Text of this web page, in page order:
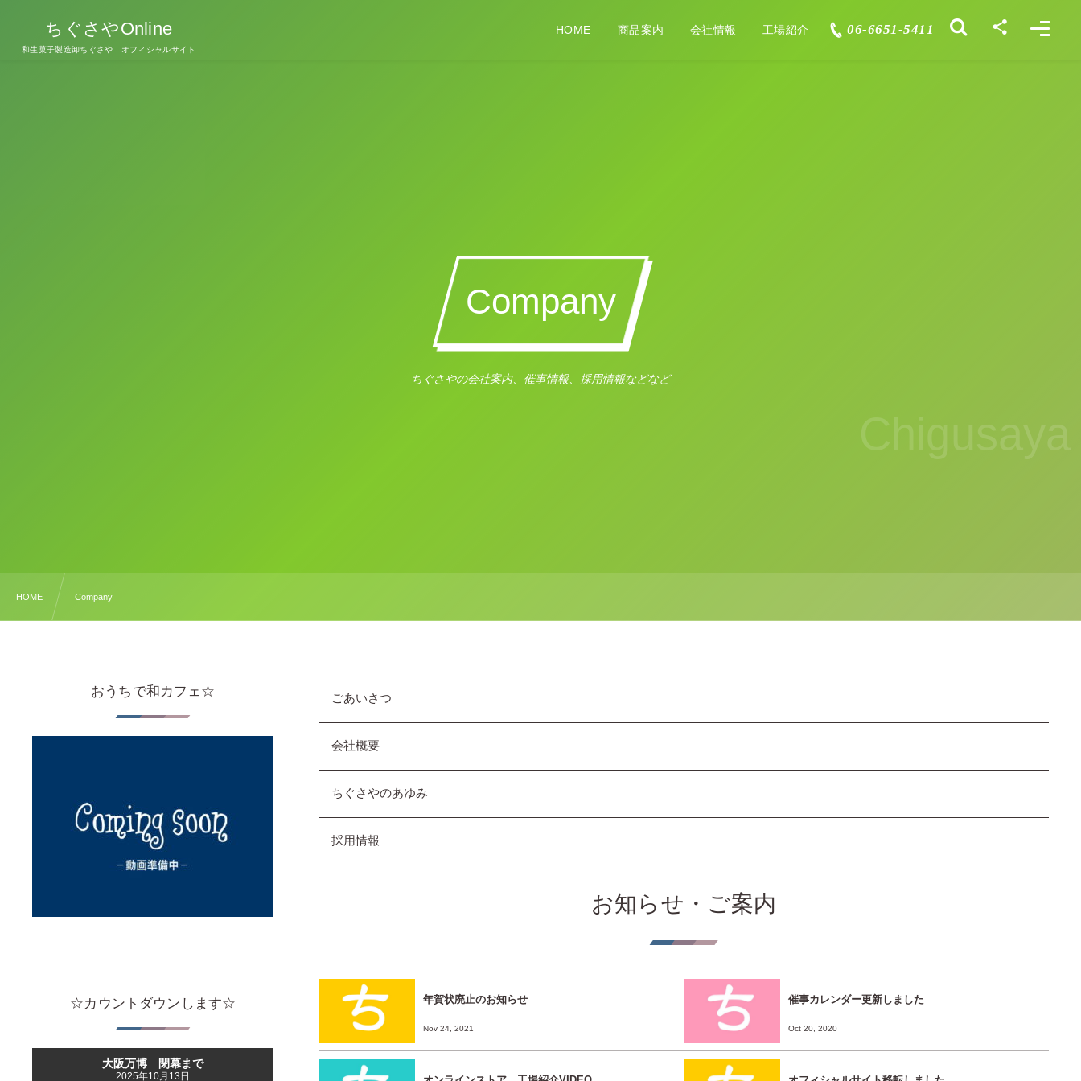
ちぐさやOnline
和生菓子製造卸ちぐさや オフィシャルサイト
HOME 商品案内 会社情報 工場紹介 06-6651-5411
Company
Chigusaya
ちぐさやの会社案内、催事情報、採用情報などなど
HOME Company
ごあいさつ
会社概要
ちぐさやのあゆみ
採用情報
お知らせ・ご案内
年賀状廃止のお知らせ
Nov 24, 2021
催事カレンダー更新しました
Oct 20, 2020
おうちで和カフェ☆
☆カウントダウンします☆
大阪万博 閉幕まで
2025年10月13日